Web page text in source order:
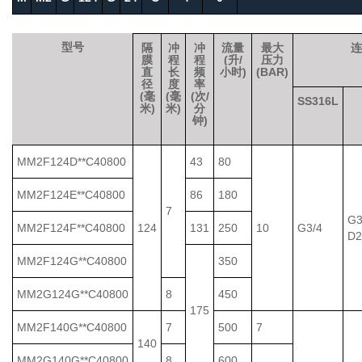
型号
隔
膜
直
径
(毫
米)
冲
程
长
度
(毫
米)
冲
程
频
率
(次/
分
钟)
流量
(升/
小时)
最大
压力
(BAR)
SS316L
MM2F124D**C40800
124
7
43 80
10 G3/4
MM2F124E**C40800 86 180
MM2F124F**C40800 131 250
MM2F124G**C40800
175
350
MM2G124G**C40800 8 450
MM2F140G**C40800
140
7 500 7